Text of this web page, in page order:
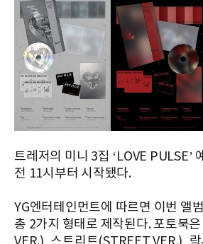
트레저의 미니 3집 ‘LOVE PULSE’
전 11시부터 시작됐다.
YG엔터테인먼트에 따르면 이번 앨
총 2가지 형태로 제작된다. 포토북